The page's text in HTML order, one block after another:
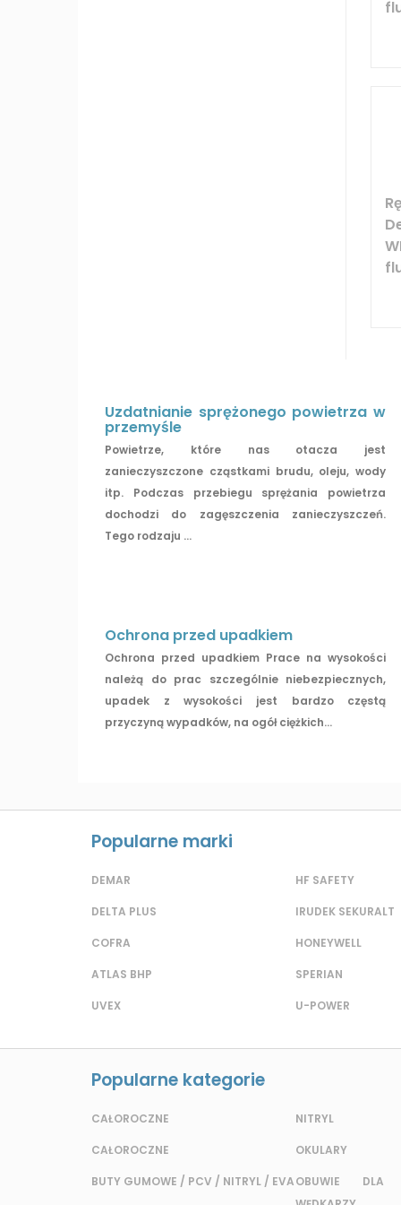
Uzdatnianie sprężonego powietrza w
przemyśle
Powietrze, które nas otacza jest
zanieczyszczone cząstkami brudu, oleju, wody
itp. Podczas przebiegu sprężania powietrza
dochodzi do zagęszczenia zanieczyszczeń.
Tego rodzaju ...
Ochrona przed upadkiem
Ochrona przed upadkiem Prace na wysokości
należą do prac szczególnie niebezpiecznych,
upadek z wysokości jest bardzo częstą
przyczyną wypadków, na ogół ciężkich...
Popularne marki
DEMAR
DELTA PLUS
COFRA
ATLAS BHP
UVEX
HF SAFETY
IRUDEK SEKURALT
HONEYWELL
SPERIAN
U-POWER
Popularne kategorie
CAŁOROCZNE
CAŁOROCZNE
BUTY GUMOWE / PCV / NITRYL / EVA
NITRYL
OKULARY
OBUWIE DLA